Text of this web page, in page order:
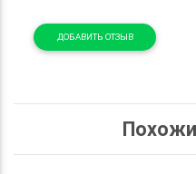
ДОБАВИТЬ ОТЗЫВ